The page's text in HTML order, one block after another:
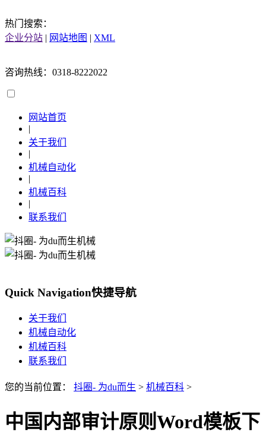
热门搜索：
企业分站 | 网站地图 | XML
咨询热线：0318-8222022
网站首页
|
关于我们
|
机械自动化
|
机械百科
|
联系我们
Quick Navigation快捷导航
关于我们
机械自动化
机械百科
联系我们
您的当前位置： 抖圈- 为du而生 > 机械百科 >
中国内部审计原则Word模板下